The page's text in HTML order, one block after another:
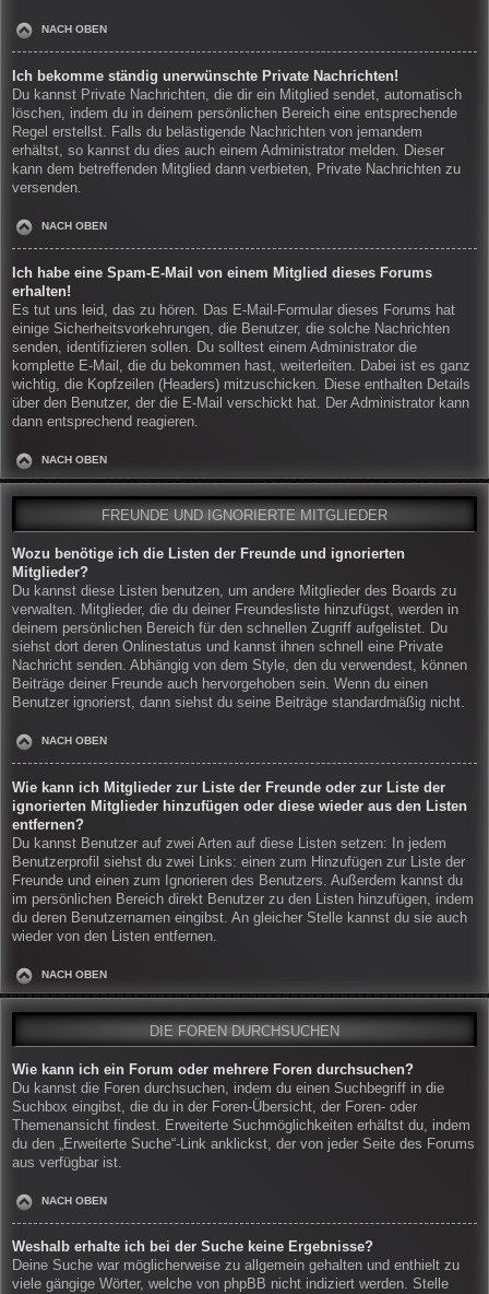
NACH OBEN
Ich bekomme ständig unerwünschte Private Nachrichten!
Du kannst Private Nachrichten, die dir ein Mitglied sendet, automatisch
löschen, indem du in deinem persönlichen Bereich eine entsprechende
Regel erstellst. Falls du belästigende Nachrichten von jemandem
erhältst, so kannst du dies auch einem Administrator melden. Dieser
kann dem betreffenden Mitglied dann verbieten, Private Nachrichten zu
versenden.
NACH OBEN
Ich habe eine Spam-E-Mail von einem Mitglied dieses Forums
erhalten!
Es tut uns leid, das zu hören. Das E-Mail-Formular dieses Forums hat
einige Sicherheitsvorkehrungen, die Benutzer, die solche Nachrichten
senden, identifizieren sollen. Du solltest einem Administrator die
komplette E-Mail, die du bekommen hast, weiterleiten. Dabei ist es ganz
wichtig, die Kopfzeilen (Headers) mitzuschicken. Diese enthalten Details
über den Benutzer, der die E-Mail verschickt hat. Der Administrator kann
dann entsprechend reagieren.
NACH OBEN
FREUNDE UND IGNORIERTE MITGLIEDER
Wozu benötige ich die Listen der Freunde und ignorierten
Mitglieder?
Du kannst diese Listen benutzen, um andere Mitglieder des Boards zu
verwalten. Mitglieder, die du deiner Freundesliste hinzufügst, werden in
deinem persönlichen Bereich für den schnellen Zugriff aufgelistet. Du
siehst dort deren Onlinestatus und kannst ihnen schnell eine Private
Nachricht senden. Abhängig von dem Style, den du verwendest, können
Beiträge deiner Freunde auch hervorgehoben sein. Wenn du einen
Benutzer ignorierst, dann siehst du seine Beiträge standardmäßig nicht.
NACH OBEN
Wie kann ich Mitglieder zur Liste der Freunde oder zur Liste der
ignorierten Mitglieder hinzufügen oder diese wieder aus den Listen
entfernen?
Du kannst Benutzer auf zwei Arten auf diese Listen setzen: In jedem
Benutzerprofil siehst du zwei Links: einen zum Hinzufügen zur Liste der
Freunde und einen zum Ignorieren des Benutzers. Außerdem kannst du
im persönlichen Bereich direkt Benutzer zu den Listen hinzufügen, indem
du deren Benutzernamen eingibst. An gleicher Stelle kannst du sie auch
wieder von den Listen entfernen.
NACH OBEN
DIE FOREN DURCHSUCHEN
Wie kann ich ein Forum oder mehrere Foren durchsuchen?
Du kannst die Foren durchsuchen, indem du einen Suchbegriff in die
Suchbox eingibst, die du in der Foren-Übersicht, der Foren- oder
Themenansicht findest. Erweiterte Suchmöglichkeiten erhältst du, indem
du den „Erweiterte Suche“-Link anklickst, der von jeder Seite des Forums
aus verfügbar ist.
NACH OBEN
Weshalb erhalte ich bei der Suche keine Ergebnisse?
Deine Suche war möglicherweise zu allgemein gehalten und enthielt zu
viele gängige Wörter, welche von phpBB nicht indiziert werden. Stelle